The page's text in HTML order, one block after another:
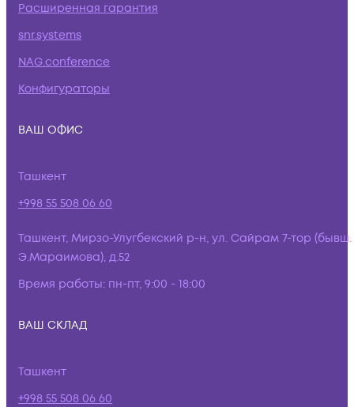
Расширенная гарантия
snr.systems
NAG.conference
Конфигураторы
ВАШ ОФИС
Ташкент
+998 55 508 06 60
Ташкент, Мирзо-Улугбекский р-н, ул. Сайрам 7-тор (бывш.
Э.Мараимова), д.52
Время работы: пн-пт, 9:00 - 18:00
ВАШ СКЛАД
Ташкент
+998 55 508 06 60